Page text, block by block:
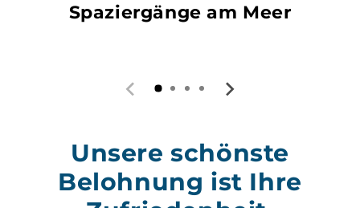
Spaziergänge am Meer
Unsere schönste
Belohnung ist Ihre